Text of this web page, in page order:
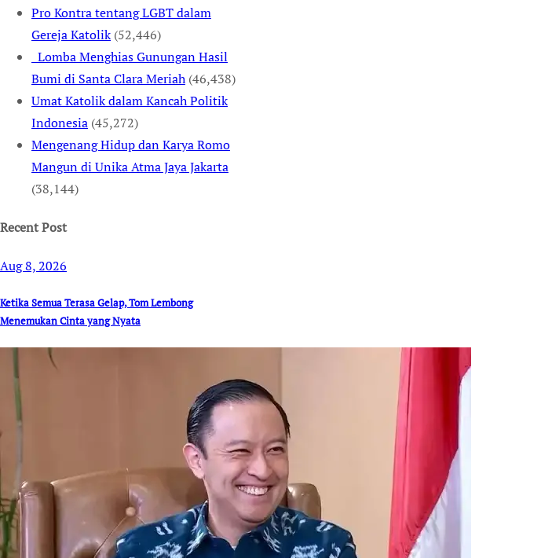
Pro Kontra tentang LGBT dalam
Gereja Katolik (52,446)
Lomba Menghias Gunungan Hasil
Bumi di Santa Clara Meriah (46,438)
Umat Katolik dalam Kancah Politik
Indonesia (45,272)
Mengenang Hidup dan Karya Romo
Mangun di Unika Atma Jaya Jakarta
(38,144)
Recent Post
Aug 8, 2026
Ketika Semua Terasa Gelap, Tom Lembong
Menemukan Cinta yang Nyata